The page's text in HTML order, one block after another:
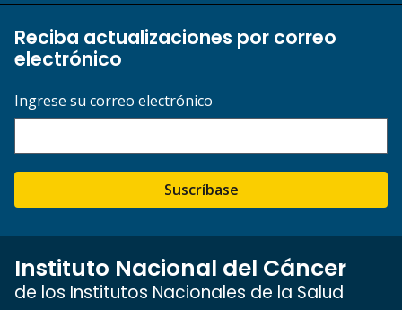
Reciba actualizaciones por correo
electrónico
Ingrese su correo electrónico
Suscríbase
Instituto Nacional del Cáncer
de los Institutos Nacionales de la Salud